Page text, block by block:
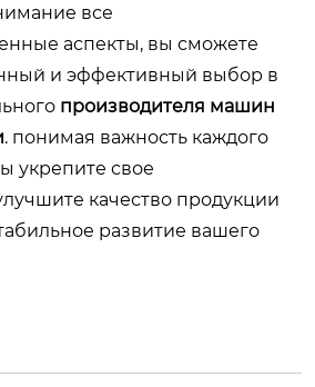
все
аспекты, вы сможете
и эффективный выбор в
производителя машин
. понимая важность каждого
укрепите свое
качество продукции
развитие вашего